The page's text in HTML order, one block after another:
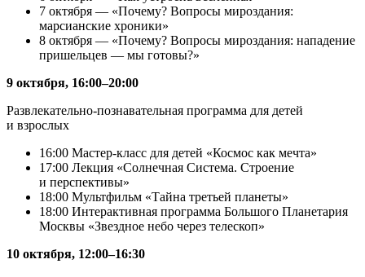
7 октября — «Почему? Вопросы мироздания:
марсианские хроники»
8 октября — «Почему? Вопросы мироздания: нападение
пришельцев — мы готовы?»
9 октября, 16:00–20:00
Развлекательно-познавательная программа для детей
и взрослых
16:00 Мастер-класс для детей «Космос как мечта»
17:00 Лекция «Солнечная Система. Строение
и перспективы»
18:00 Мультфильм «Тайна третьей планеты»
18:00 Интерактивная программа Большого Планетария
Москвы «Звездное небо через телескоп»
10 октября, 12:00–16:30